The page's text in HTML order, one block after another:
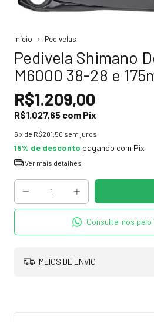
Início Pedivelas
Pedivela Shimano
M6000 38-28 e
R$1.209,00
R$1.027,65 com Pix
6 x de R$201,50 sem juros
15% de desconto pagando com Pix
Ver mais detalhes
Consulte-nos
MEIOS DE ENVIO